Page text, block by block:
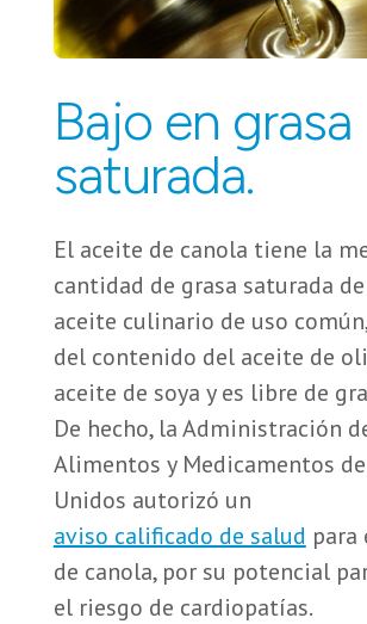
Bajo en grasa
saturada.
El aceite de canola tiene la
cantidad de grasa saturada
aceite culinario de uso
del contenido del aceite de
aceite de soya y es libre de
De hecho, la Administración
Alimentos y Medicamentos
Unidos autorizó un
aviso calificado de salud para
de canola, por su potencial
el riesgo de cardiopatías.